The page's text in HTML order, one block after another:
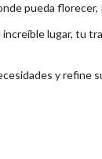
pueda florecer,
lugar, tu
y refine